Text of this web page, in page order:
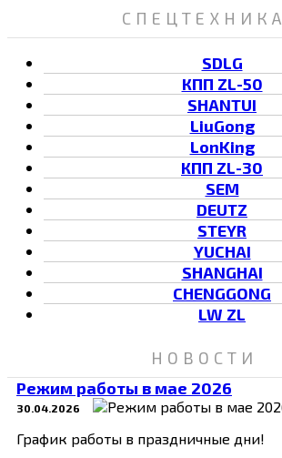
СПЕЦТЕХНИКА
SDLG
КПП ZL-50
SHANTUI
LiuGong
LonKing
КПП ZL-30
SEM
DEUTZ
STEYR
YUCHAI
SHANGHAI
CHENGGONG
LW ZL
НОВОСТИ
Режим работы в мае 2026
30.04.2026
График работы в праздничные дни!